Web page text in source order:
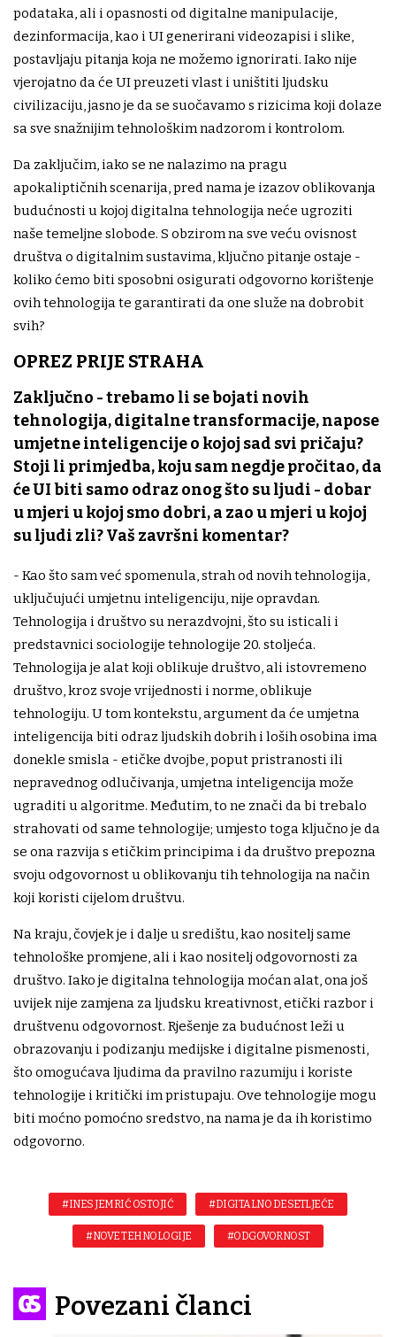
podataka, ali i opasnosti od digitalne manipulacije,
dezinformacija, kao i UI generirani videozapisi i slike,
postavljaju pitanja koja ne možemo ignorirati. Iako nije
vjerojatno da će UI preuzeti vlast i uništiti ljudsku
civilizaciju, jasno je da se suočavamo s rizicima koji dolaze
sa sve snažnijim tehnološkim nadzorom i kontrolom.
Da zaključim, iako se ne nalazimo na pragu
apokaliptičnih scenarija, pred nama je izazov oblikovanja
budućnosti u kojoj digitalna tehnologija neće ugroziti
naše temeljne slobode. S obzirom na sve veću ovisnost
društva o digitalnim sustavima, ključno pitanje ostaje -
koliko ćemo biti sposobni osigurati odgovorno korištenje
ovih tehnologija te garantirati da one služe na dobrobit
svih?
OPREZ PRIJE STRAHA
Zaključno - trebamo li se bojati novih
tehnologija, digitalne transformacije, napose
umjetne inteligencije o kojoj sad svi pričaju?
Stoji li primjedba, koju sam negdje pročitao, da
će UI biti samo odraz onog što su ljudi - dobar
u mjeri u kojoj smo dobri, a zao u mjeri u kojoj
su ljudi zli? Vaš završni komentar?
- Kao što sam već spomenula, strah od novih tehnologija,
uključujući umjetnu inteligenciju, nije opravdan.
Tehnologija i društvo su nerazdvojni, što su isticali i
predstavnici sociologije tehnologije 20. stoljeća.
Tehnologija je alat koji oblikuje društvo, ali istovremeno
društvo, kroz svoje vrijednosti i norme, oblikuje
tehnologiju. U tom kontekstu, argument da će umjetna
inteligencija biti odraz ljudskih dobrih i loših osobina ima
donekle smisla - etičke dvojbe, poput pristranosti ili
nepravednog odlučivanja, umjetna inteligencija može
ugraditi u algoritme. Međutim, to ne znači da bi trebalo
strahovati od same tehnologije; umjesto toga ključno je da
se ona razvija s etičkim principima i da društvo prepozna
svoju odgovornost u oblikovanju tih tehnologija na način
koji koristi cijelom društvu.
Na kraju, čovjek je i dalje u središtu, kao nositelj same
tehnološke promjene, ali i kao nositelj odgovornosti za
društvo. Iako je digitalna tehnologija moćan alat, ona još
uvijek nije zamjena za ljudsku kreativnost, etički razbor i
društvenu odgovornost. Rješenje za budućnost leži u
obrazovanju i podizanju medijske i digitalne pismenosti,
što omogućava ljudima da pravilno razumiju i koriste
tehnologije i kritički im pristupaju. Ove tehnologije mogu
biti moćno pomoćno sredstvo, na nama je da ih koristimo
odgovorno.
#INES JEMRIĆ OSTOJIĆ #DIGITALNO DESETLJEĆE
#NOVE TEHNOLOGIJE #ODGOVORNOST
Povezani članci